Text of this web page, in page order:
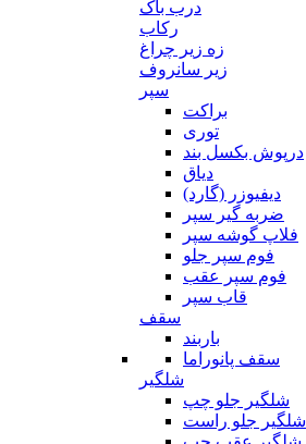
درب باک
رکاب
زه زیر چراغ
زیر سانروف
سپر
براکت
توری
درپوش بکسل بند
دیاق
دیفیوزر (گارد)
ضربه گیر سپر
فلاپ گوشه سپر
فوم سپر جلو
فوم سپر عقب
قاب سپر
سقف
باربند
سقف پانوراما
شلگیر
شلگیر جلو چپ
شلگیر جلو راست